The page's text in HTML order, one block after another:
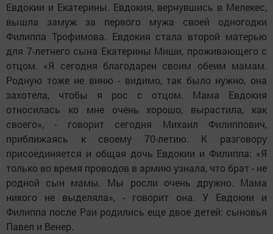
Евдокии и Екатерины. Евдокия, вернувшись в Мелекес,
вышла замуж за первого мужа своей одногодки
Филиппа Трофимова. Евдокия стала второй матерью
для 7-летнего сына Екатерины Миши, проживающего с
отцом. «Я сегодня благодарен своим обеим мамам.
Родную тоже не виню - видимо, так было нужно, она
захотела, чтобы я рос с отцом. Мама Евдокия
относилась ко мне очень хорошо, вырастила, как
своего», - говорит сегодня Михаил Филиппович,
приближаясь к своему 70-летию. К разговору
присоединяется и общая дочь Евдокии и Филиппа: «Я
только во время проводов в армию узнала, что брат - не
родной сын мамы. Мы росли очень дружно. Мама
никого не выделяла», - говорит она. У Евдокии и
Филиппа после Раи родились еще двое детей: сыновья
Павел и Венер.